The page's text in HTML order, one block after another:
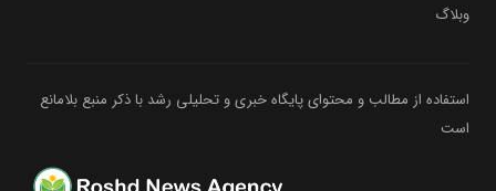
وبلاگ
استفاده از مطالب و محتوای پایگاه خبری و تحلیلی رشد با ذکر منبع بلامانع
است